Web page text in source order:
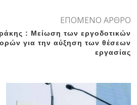
ΕΠΟΜΕΝΟ ΑΡΘΡΟ
: Μείωση των εργοδοτικών
για την αύξηση των θέσεων
εργασίας